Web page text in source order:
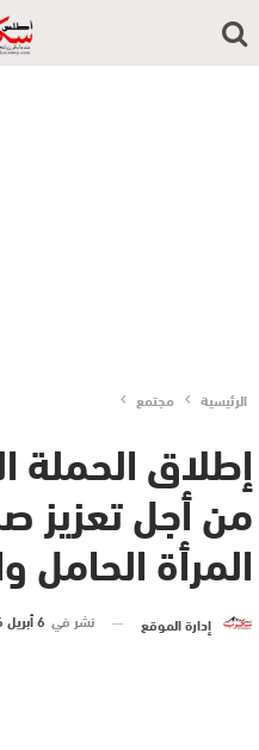
الرئيسية مجتمع
إطلاق الحملة
من أجل تعزيز
المرأة الحامل
إدارة الموقع نشر في 6 أبريل 2026 الساعة 15 و 02 دقيقة